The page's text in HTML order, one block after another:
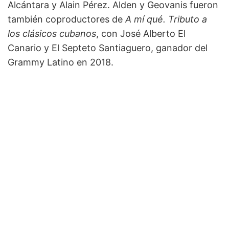
Alcántara y Alain Pérez. Alden y Geovanis fueron
también coproductores de A mí qué. Tributo a
los clásicos cubanos, con José Alberto El
Canario y El Septeto Santiaguero, ganador del
Grammy Latino en 2018.